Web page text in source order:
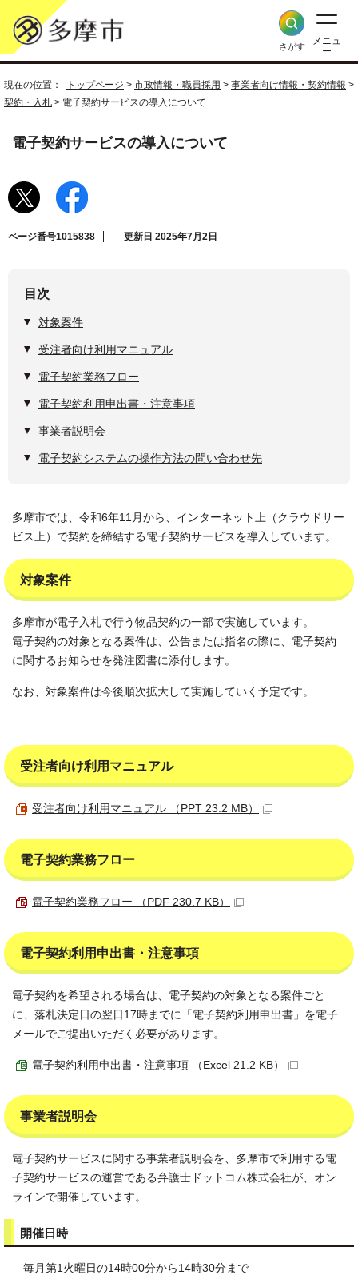
さがす
メニュ
ー
現在の位置： トップページ > 市政情報・職員採用 > 事業者向け情報・契約情報 >
契約・入札 > 電子契約サービスの導入について
電子契約サービスの導入について
ページ番号1015838 更新日 2025年7月2日
目次
対象案件
受注者向け利用マニュアル
電子契約業務フロー
電子契約利用申出書・注意事項
事業者説明会
電子契約システムの操作方法の問い合わせ先
多摩市では、令和6年11月から、インターネット上（クラウドサー
ビス上）で契約を締結する電子契約サービスを導入しています。
対象案件
多摩市が電子入札で行う物品契約の一部で実施しています。
電子契約の対象となる案件は、公告または指名の際に、電子契約
に関するお知らせを発注図書に添付します。
なお、対象案件は今後順次拡大して実施していく予定です。
受注者向け利用マニュアル
受注者向け利用マニュアル （PPT 23.2 MB）
電子契約業務フロー
電子契約業務フロー （PDF 230.7 KB）
電子契約利用申出書・注意事項
電子契約を希望される場合は、電子契約の対象となる案件ごと
に、落札決定日の翌日17時までに「電子契約利用申出書」を電子
メールでご提出いただく必要があります。
電子契約利用申出書・注意事項 （Excel 21.2 KB）
事業者説明会
電子契約サービスに関する事業者説明会を、多摩市で利用する電
子契約サービスの運営である弁護士ドットコム株式会社が、オン
ラインで開催しています。
開催日時
毎月第1火曜日の14時00分から14時30分まで